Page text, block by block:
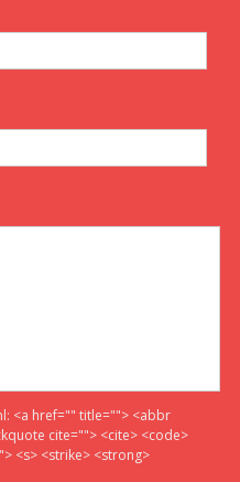
<a href="" title=""> <abbr
cite=""> <cite> <code>
<s> <strike> <strong>